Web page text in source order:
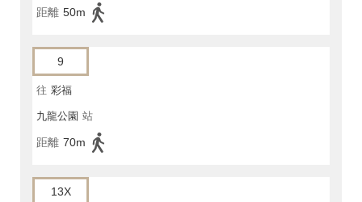
距離 50m
9
往 彩福
九龍公園 站
距離 70m
13X